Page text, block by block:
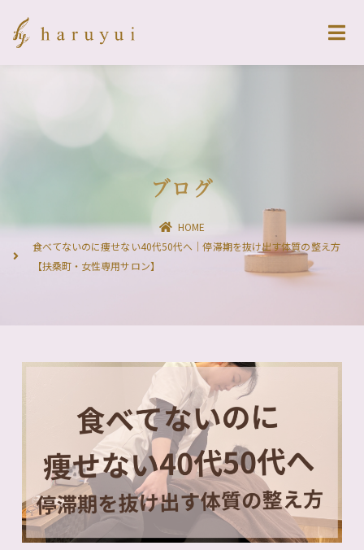
ブログ
HOME
食べてないのに痩せない40代50代へ｜停滞期を抜け出す体質の整え方
【扶桑町・女性専用サロン】